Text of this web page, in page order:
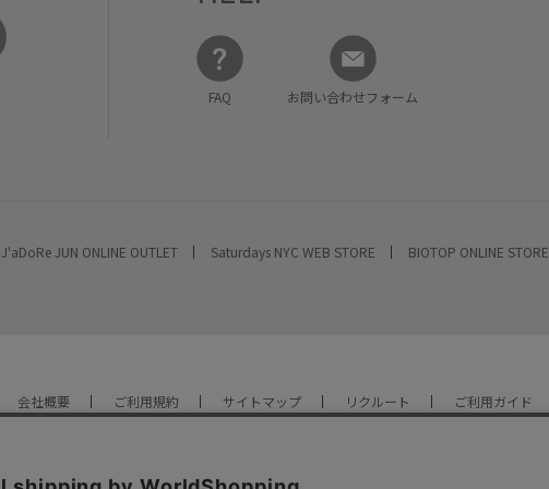
FAQ お問い合わせフォーム
J'aDoRe JUN ONLINE OUTLET Saturdays NYC WEB STORE
BIOTOP ONLINE STORE
会社概要 ご利用規約 サイトマップ リクルート ご利用ガイド